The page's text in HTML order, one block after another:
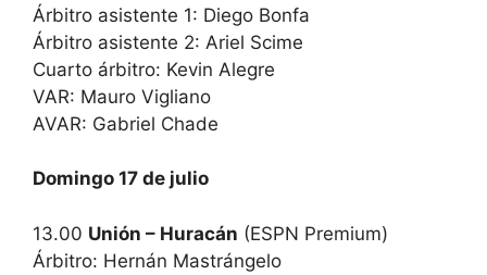
Árbitro asistente 1: Diego Bonfa
Árbitro asistente 2: Ariel Scime
Cuarto árbitro: Kevin Alegre
VAR: Mauro Vigliano
AVAR: Gabriel Chade
Domingo 17 de julio
13.00 Unión – Huracán (ESPN Premium)
Árbitro: Hernán Mastrángelo